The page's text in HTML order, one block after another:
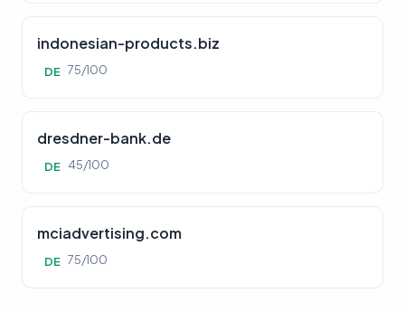
indonesian-products.biz
DE 75/100
dresdner-bank.de
DE 45/100
mciadvertising.com
DE 75/100